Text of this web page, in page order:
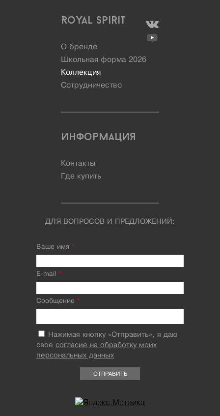
Royal Spirit
О бренде
Школьная форма 2026
Коллекция
Сотрудничество
Информация
Контакты
Где купить
ДЛЯ ВОПРОСОВ И ПРЕДЛОЖЕНИЙ:
Ваше имя *
E-mail *
Сообщение *
Нажимая кнопку «Отправить», я даю
свое согласие на обработку моих
персональных данных
ОТПРАВИТЬ